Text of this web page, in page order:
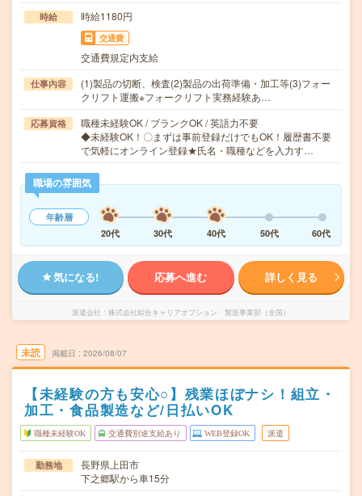
時給 時給1180円
交通費
交通費規定内支給
仕事内容
(1)製品の切断、検査(2)製品の出荷準備・加工等(3)フォー
クリフト運搬※フォークリフト実務経験あ…
応募資格
職種未経験OK / ブランクOK / 英語力不要
◆未経験OK！〇まずは事前登録だけでもOK！履歴書不要
で気軽にオンライン登録★氏名・職種などを入力す…
職場の雰囲気
年齢層
20代
30代 40代 50代 60代
気になる! 応募へ進む 詳しく見る
派遣会社 株式会社綜合キャリアオプション 製造事業部（全国）
未読 掲載日 2026/08/07
【未経験の方も安心○】残業ほぼナシ！組立・
加工・食品製造など/日払いOK
職種未経験OK 交通費別途支給あり WEB登録OK 派遣
勤務地
長野県上田市
下之郷駅から車15分